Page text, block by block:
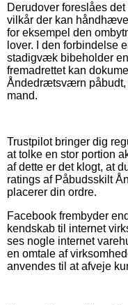
Derudover foreslåes
vilkår der kan
for eksempel den
lover. I den forbindelse
stadigvæk bibeholder
fremadrettet kan
Åndedrætsværn
mand.
Trustpilot bringer dig
at tolke en stor portion
af dette er det klogt, at
ratings af Påbudsskilt
placerer din ordre.
Facebook frembyder
kendskab til internet
ses nogle internet
en omtale af
anvendes til at afveje